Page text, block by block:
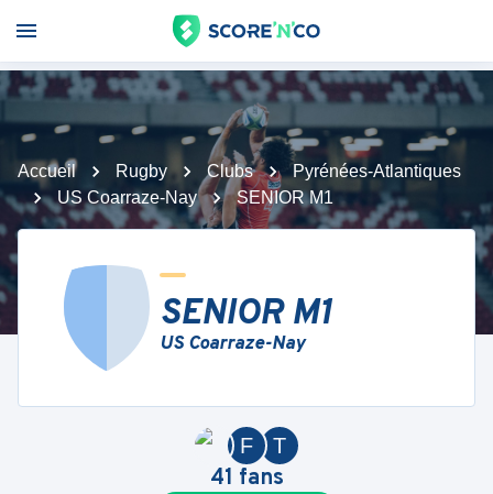
Accueil Rugby Clubs
Pyrénées-Atlantiques
US Coarraze-Nay
SENIOR M1
SENIOR M1
US Coarraze-Nay
T
F
41 fans